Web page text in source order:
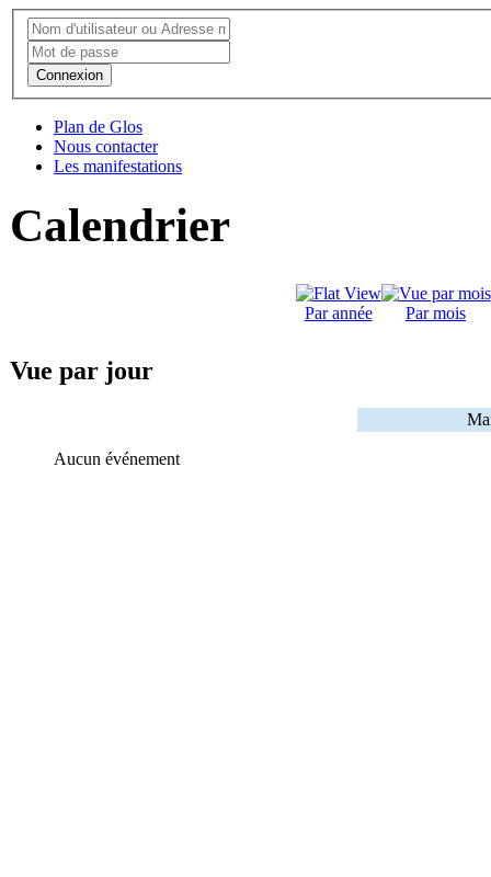
Connexion
Plan de Glos
Nous contacter
Les manifestations
Calendrier
Par année Par mois
Vue par jour
Aucun événement